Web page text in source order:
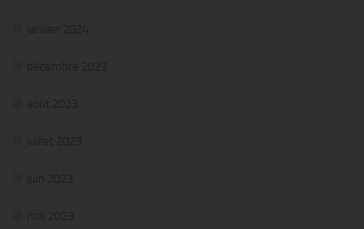
janvier 2024
décembre 2023
août 2023
juillet 2023
juin 2023
mai 2023